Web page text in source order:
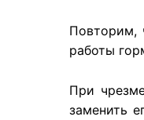
Повторим,
работы
При
заменить